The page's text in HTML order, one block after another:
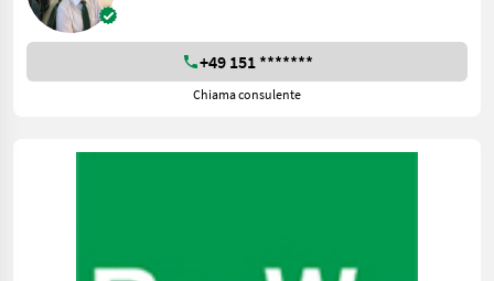
+49 151 *******
Chiama consulente